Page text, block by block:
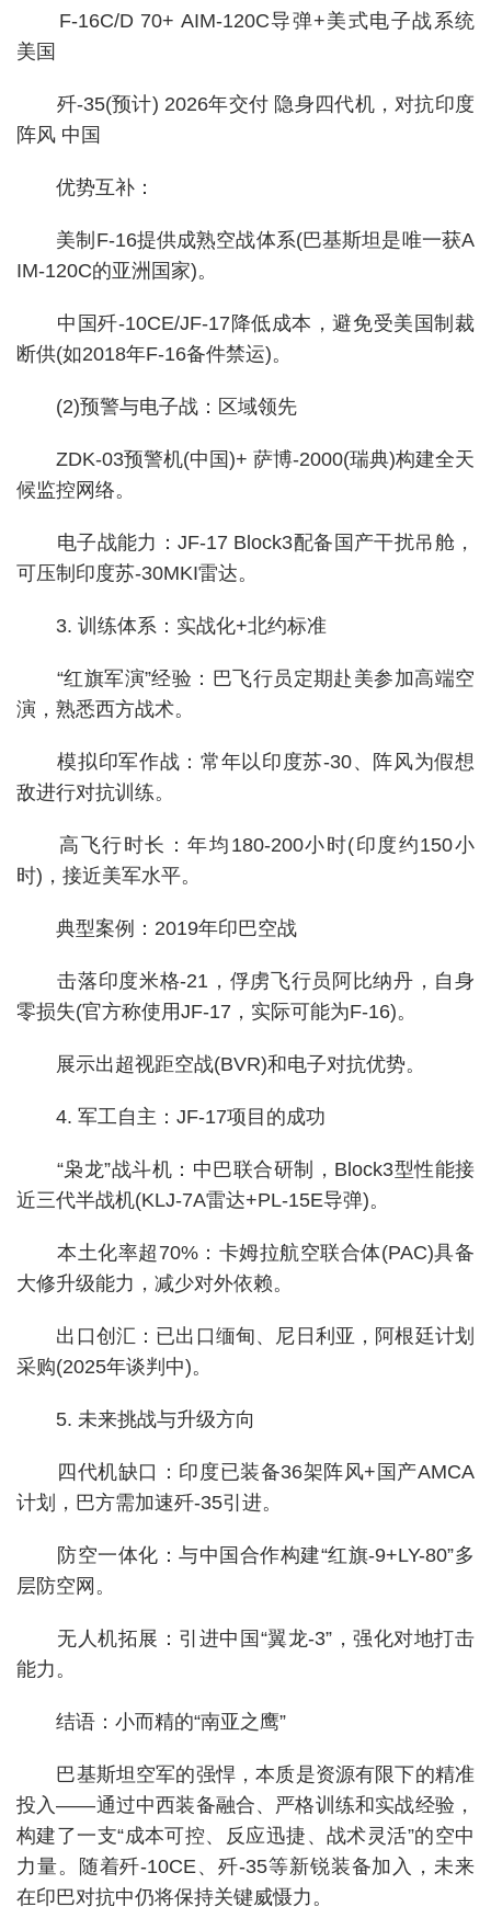
F-16C/D 70+ AIM-120C导弹+美式电子战系统
美国
歼-35(预计) 2026年交付 隐身四代机，对抗印度
阵风 中国
优势互补：
美制F-16提供成熟空战体系(巴基斯坦是唯一获A
IM-120C的亚洲国家)。
中国歼-10CE/JF-17降低成本，避免受美国制裁
断供(如2018年F-16备件禁运)。
(2)预警与电子战：区域领先
ZDK-03预警机(中国)+ 萨博-2000(瑞典)构建全天
候监控网络。
电子战能力：JF-17 Block3配备国产干扰吊舱，
可压制印度苏-30MKI雷达。
3. 训练体系：实战化+北约标准
“红旗军演”经验：巴飞行员定期赴美参加高端空
演，熟悉西方战术。
模拟印军作战：常年以印度苏-30、阵风为假想
敌进行对抗训练。
高飞行时长：年均180-200小时(印度约150小
时)，接近美军水平。
典型案例：2019年印巴空战
击落印度米格-21，俘虏飞行员阿比纳丹，自身
零损失(官方称使用JF-17，实际可能为F-16)。
展示出超视距空战(BVR)和电子对抗优势。
4. 军工自主：JF-17项目的成功
“枭龙”战斗机：中巴联合研制，Block3型性能接
近三代半战机(KLJ-7A雷达+PL-15E导弹)。
本土化率超70%：卡姆拉航空联合体(PAC)具备
大修升级能力，减少对外依赖。
出口创汇：已出口缅甸、尼日利亚，阿根廷计划
采购(2025年谈判中)。
5. 未来挑战与升级方向
四代机缺口：印度已装备36架阵风+国产AMCA
计划，巴方需加速歼-35引进。
防空一体化：与中国合作构建“红旗-9+LY-80”多
层防空网。
无人机拓展：引进中国“翼龙-3”，强化对地打击
能力。
结语：小而精的“南亚之鹰”
巴基斯坦空军的强悍，本质是资源有限下的精准
投入——通过中西装备融合、严格训练和实战经验，
构建了一支“成本可控、反应迅捷、战术灵活”的空中
力量。随着歼-10CE、歼-35等新锐装备加入，未来
在印巴对抗中仍将保持关键威慑力。